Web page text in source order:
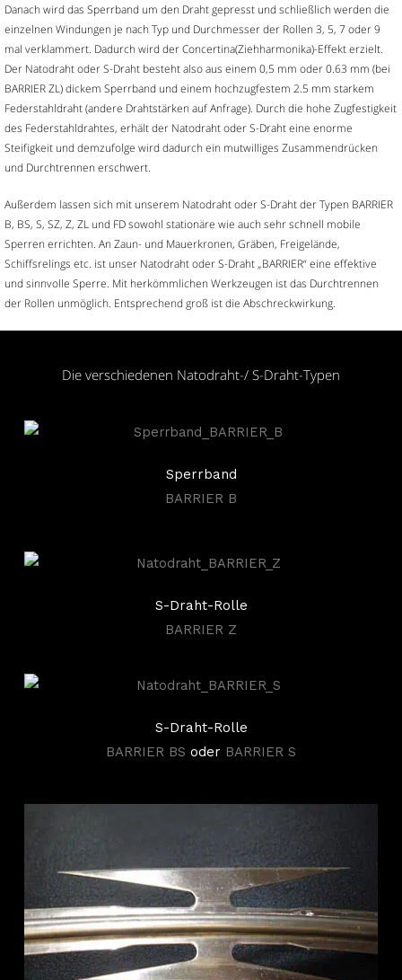
Danach wird das Sperrband um den Draht gepresst und schließlich werden die
einzelnen Windungen je nach Typ und Durchmesser der Rollen 3, 5, 7 oder 9
mal verklammert. Dadurch wird der Concertina(Ziehharmonika)-Effekt erzielt.
Der Natodraht oder S-Draht besteht also aus einem 0,5 mm oder 0.63 mm (bei
BARRIER ZL) dickem Sperrband und einem hochzugfestem 2.5 mm starkem
Federstahldraht (andere Drahtstärken auf Anfrage). Durch die hohe Zugfestigkeit
des Federstahldrahtes, erhält der Natodraht oder S-Draht eine enorme
Steifigkeit und demzufolge wird dadurch ein mutwilliges Zusammendrücken
und Durchtrennen erschwert.
Außerdem lassen sich mit unserem Natodraht oder S-Draht der Typen BARRIER
B, BS, S, SZ, Z, ZL und FD sowohl stationäre wie auch sehr schnell mobile
Sperren errichten. An Zaun- und Mauerkronen, Gräben, Freigelände,
Schiffsrelings etc. ist unser Natodraht oder S-Draht „BARRIER“ eine effektive
und sinnvolle Sperre. Mit herkömmlichen Werkzeugen ist das Durchtrennen
der Rollen unmöglich. Entsprechend groß ist die Abschreckwirkung.
Die verschiedenen Natodraht-/ S-Draht-Typen
Sperrband
BARRIER B
S-Draht-Rolle
BARRIER Z
S-Draht-Rolle
BARRIER BS oder BARRIER S